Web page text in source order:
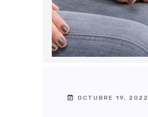
OCTUBRE 19, 2022